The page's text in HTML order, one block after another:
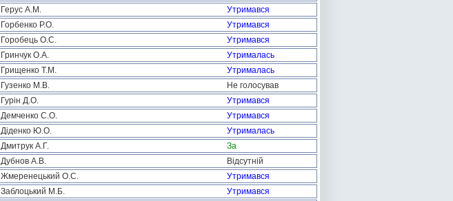
Герус А.М.
Утримався
Горбенко Р.О.
Утримався
Горобець О.С.
Утримався
Гринчук О.А.
Утрималась
Грищенко Т.М.
Утрималась
Гузенко М.В.
Не голосував
Гурін Д.О.
Утримався
Демченко С.О.
Утримався
Діденко Ю.О.
Утрималась
Дмитрук А.Г.
За
Дубнов А.В.
Відсутній
Жмеренецький О.С.
Утримався
Заблоцький М.Б.
Утримався